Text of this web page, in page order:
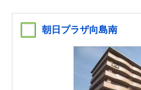
朝日プラザ向島南